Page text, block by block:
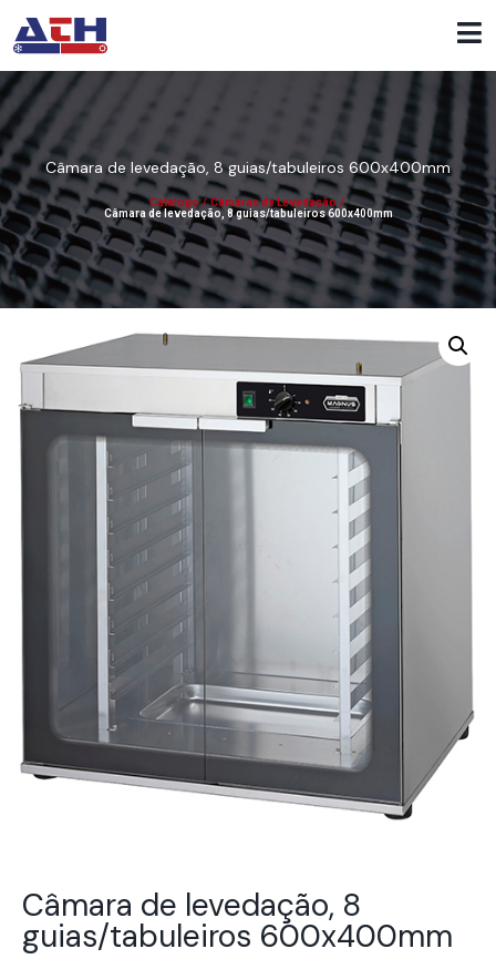
Câmara de levedação, 8 guias/tabuleiros 600x400mm
Catálogo / Câmaras de Levedação /
Câmara de levedação, 8 guias/tabuleiros 600x400mm
Câmara de levedação, 8
guias/tabuleiros 600x400mm